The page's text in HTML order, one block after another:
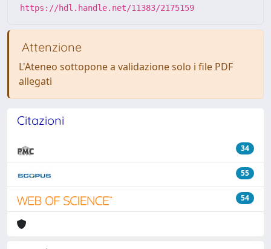
https://hdl.handle.net/11383/2175159
Attenzione
L'Ateneo sottopone a validazione solo i file PDF
allegati
Citazioni
34
55
54